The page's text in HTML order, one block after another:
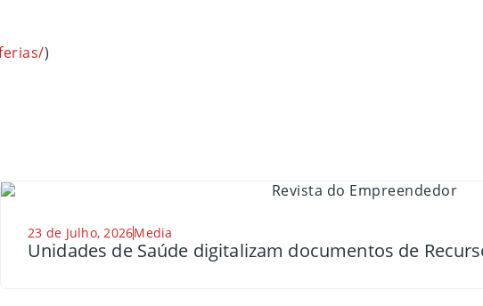
)
23 de Julho, 2026Media
Unidades de Saúde digitalizam documentos de